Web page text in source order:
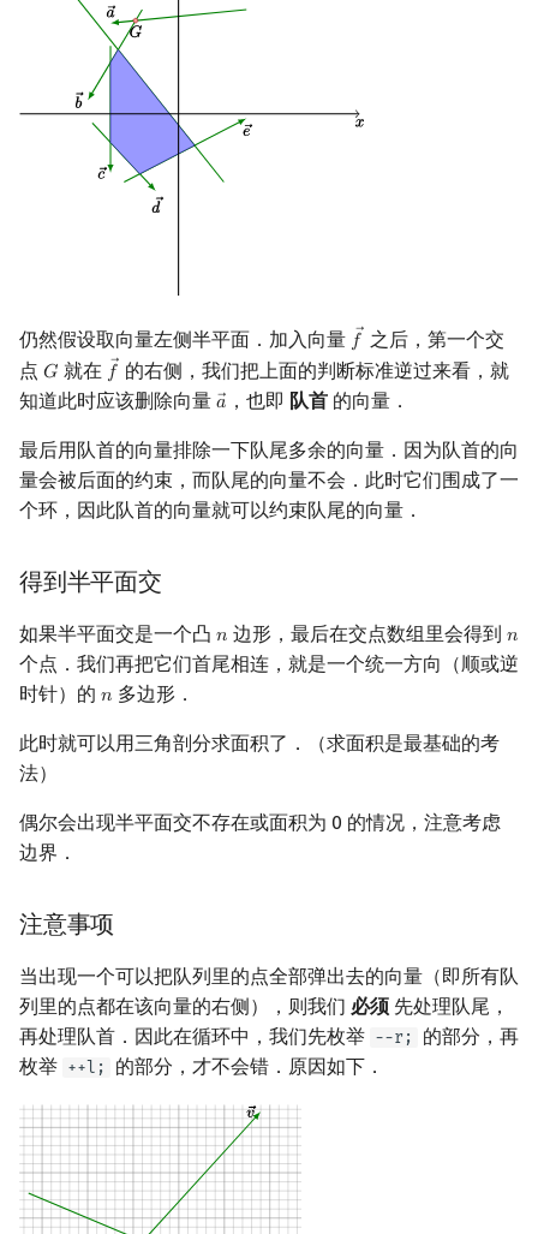
仍然假设取向量左侧半平面．加入向量 𝑓
f→之后，第一个交
点 𝐺
G 就在 𝑓
f→的右侧，我们把上面的判断标准逆过来看，就
知道此时应该删除向量 𝑎
a →，也即 队首的向量．
最后用队首的向量排除一下队尾多余的向量．因为队首的向
量会被后面的约束，而队尾的向量不会．此时它们围成了一
个环，因此队首的向量就可以约束队尾的向量．
得到半平面交
如果半平面交是一个凸 𝑛
n 边形，最后在交点数组里会得到 𝑛
n
个点．我们再把它们首尾相连，就是一个统一方向（顺或逆
时针）的 𝑛
n 多边形．
此时就可以用三角剖分求面积了．（求面积是最基础的考
法）
偶尔会出现半平面交不存在或面积为 0 的情况，注意考虑
边界．
注意事项
当出现一个可以把队列里的点全部弹出去的向量（即所有队
列里的点都在该向量的右侧），则我们 必须 先处理队尾，
再处理队首．因此在循环中，我们先枚举 --r;
的部分，再
枚举 ++l; 的部分，才不会错．原因如下．